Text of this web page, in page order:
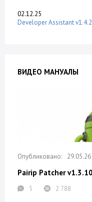
02.12.25
Developer Assistant
ВИДЕО МАНУАЛЫ
29.05.26
Pairip Patcher v1.3.10
5 2 788